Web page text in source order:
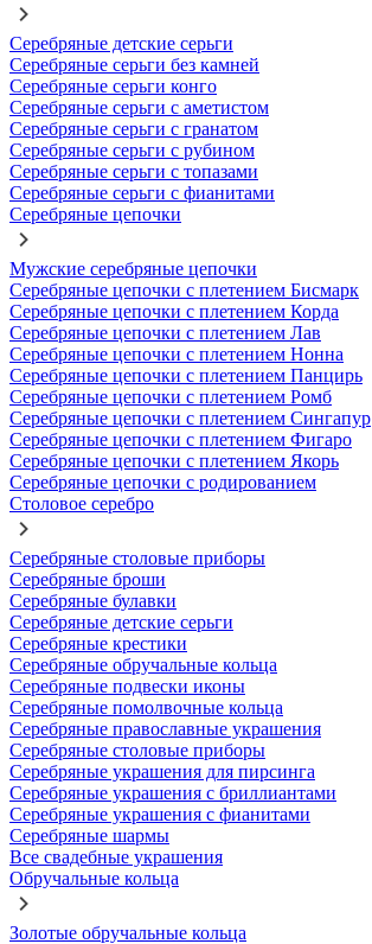
Серебряные детские серьги
Серебряные серьги без камней
Серебряные серьги конго
Серебряные серьги с аметистом
Серебряные серьги с гранатом
Серебряные серьги с рубином
Серебряные серьги с топазами
Серебряные серьги с фианитами
Серебряные цепочки
Мужские серебряные цепочки
Серебряные цепочки с плетением Бисмарк
Серебряные цепочки с плетением Корда
Серебряные цепочки с плетением Лав
Серебряные цепочки с плетением Нонна
Серебряные цепочки с плетением Панцирь
Серебряные цепочки с плетением Ромб
Серебряные цепочки с плетением Сингапур
Серебряные цепочки с плетением Фигаро
Серебряные цепочки с плетением Якорь
Серебряные цепочки с родированием
Столовое серебро
Серебряные столовые приборы
Серебряные броши
Серебряные булавки
Серебряные детские серьги
Серебряные крестики
Серебряные обручальные кольца
Серебряные подвески иконы
Серебряные помолвочные кольца
Серебряные православные украшения
Серебряные столовые приборы
Серебряные украшения для пирсинга
Серебряные украшения с бриллиантами
Серебряные украшения с фианитами
Серебряные шармы
Все свадебные украшения
Обручальные кольца
Золотые обручальные кольца